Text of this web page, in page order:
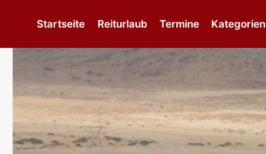
Startseite Reiturlaub Termine Kategorien